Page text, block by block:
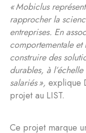
« Mobiclus
rapprocher la
entreprises. En
comportementale
construire des
durables, à
salariés », explique
projet au LIST.
Ce projet marque